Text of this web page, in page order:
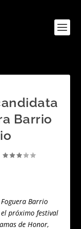
Barrio
Barrio
próximo festival
de Honor,